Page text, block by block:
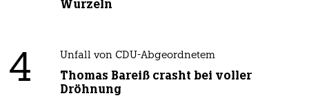
Wurzeln
4 Unfall von CDU-Abgeordnetem
Thomas Bareiß crasht bei voller
Dröhnung